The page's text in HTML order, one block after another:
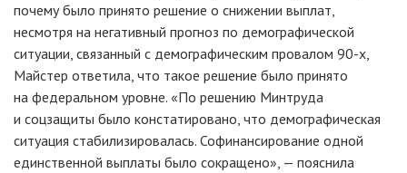
почему было принято решение о снижении выплат,
несмотря на негативный прогноз по демографической
ситуации, связанный с демографическим провалом 90-х,
Майстер ответила, что такое решение было принято
на федеральном уровне. «По решению Минтруда
и соцзащиты было констатировано, что демографическая
ситуация стабилизировалась. Софинансирование одной
единственной выплаты было сокращено», — пояснила